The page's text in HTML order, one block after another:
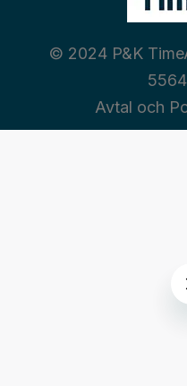
© 2024 P&K
Avtal och